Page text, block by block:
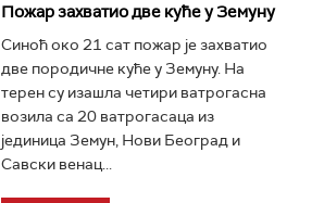
Пожар захватио две куће у Земуну
Синоћ око 21 сат пожар је захватио
две породичне куће у Земуну. На
терен су изашла четири ватрогасна
возила са 20 ватрогасаца из
јединица Земун, Нови Београд и
Савски венац...